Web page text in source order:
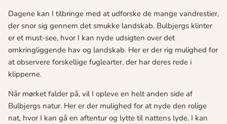
Dagene kan I tilbringe med at udforske de mange vandrestier,
der snor sig gennem det smukke landskab. Bulbjergs klinter
er et must-see, hvor I kan nyde udsigten over det
omkringliggende hav og landskab. Her er der rig mulighed for
at observere forskellige fuglearter, der har deres rede i
klipperne.
Når mørket falder på, vil I opleve en helt anden side af
Bulbjergs natur. Her er der mulighed for at nyde den rolige
nat, hvor I kan gå en aftentur og lytte til nattens lyde. I kan